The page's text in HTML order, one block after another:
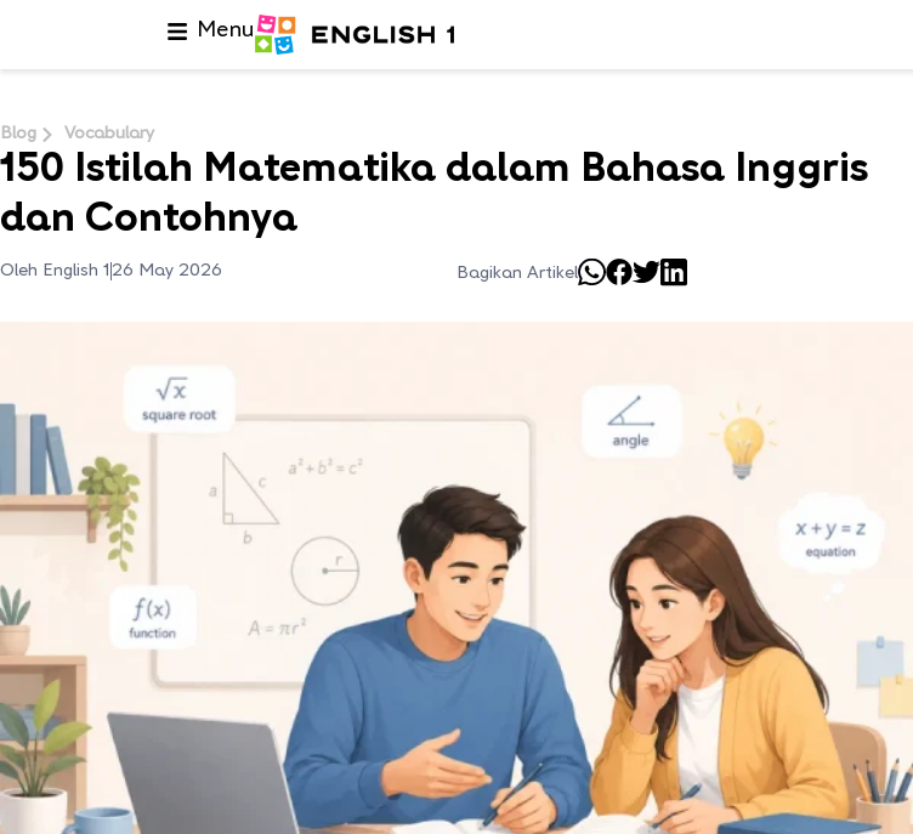
Menu
Blog Vocabulary
150 Istilah Matematika dalam Bahasa Inggris
dan Contohnya
Oleh English 1 26 May 2026 Bagikan Artikel